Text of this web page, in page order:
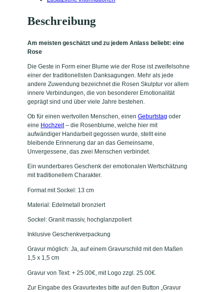
s
g
u
g
"
M
e
n
g
e
Beschreibung
Am meisten geschätzt und zu jedem Anlass beliebt: eine
Rose
Die Geste in Form einer Blume wie der Rose ist zweifelsohne
einer der traditionellsten Danksagungen. Mehr als jede
andere Zuwendung bezeichnet die Rosen Skulptur vor allem
innere Verbindungen, die von besonderer Emotionalität
geprägt sind und über viele Jahre bestehen.
Ob für einen wertvollen Menschen, einen Geburtstag oder
eine Hochzeit– die Rosenblume, welche hier mit
aufwändiger Handarbeit gegossen wurde, stellt eine
bleibende Erinnerung dar an das Gemeinsame,
Unvergessene, das zwei Menschen verbindet.
Ein wunderbares Geschenk der emotionalen Wertschätzung
mit traditionellem Charakter.
Format mit Sockel: 13 cm
Material: Edelmetall bronziert
Sockel: Granit massiv, hochglanzpoliert
Inklusive Geschenkverpackung
Gravur möglich: Ja, auf einem Gravurschild mit den Maßen
1,5 x 1,5 cm
Gravur von Text: + 25.00€, mit Logo zzgl. 25.00€.
Zur Eingabe des Gravurtextes bitte auf den Button „Gravur